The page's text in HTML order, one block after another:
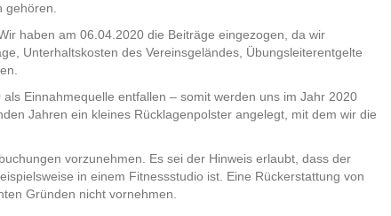
haben am 06.04.2020 die Beiträge eingezogen, da wir
Unterhaltskosten des Vereinsgeländes, Übungsleiterentgelte
Einnahmequelle entfallen – somit werden uns im Jahr 2020
Jahren ein kleines Rücklagenpolster angelegt, mit dem wir die
vorzunehmen. Es sei der Hinweis erlaubt, dass der
in einem Fitnessstudio ist. Eine Rückerstattung von
Gründen nicht vornehmen.